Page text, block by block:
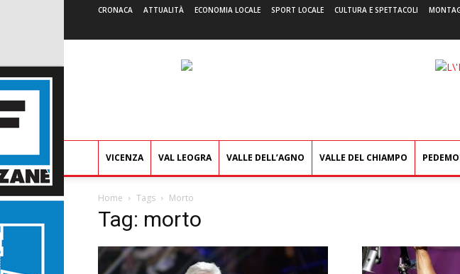
CRONACA ATTUALITÀ ECONOMIA LOCALE SPORT LOCALE CULTURA E SPETTACOLI
VICENZA VAL LEOGRA VALLE DELL’AGNO VALLE DEL CHIAMPO
Home Tags Morto
Tag: morto